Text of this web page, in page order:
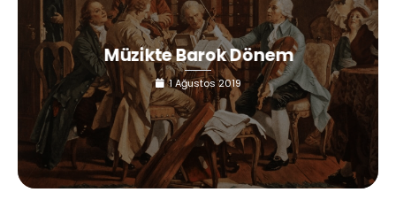
Müzikte Barok Dönem
1 Ağustos 2019